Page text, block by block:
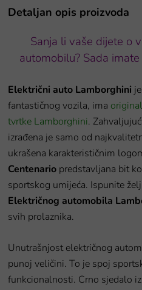
Detaljan opis proizvoda
Sanja li vaše dijete o
automobilu? Sada
Električni auto Lamborghini
fantastičnog vozila, ima
tvrtke Lamborghini.
izrađena je samo od
ukrašena karakterističnim
Centenario predstavljana bit
sportskog umijeća. Ispunite
Električnog automobila
svih prolaznika.
Unutrašnjost električnog
punoj veličini. To je spoj
funkcionalnosti. Crno sjedalo